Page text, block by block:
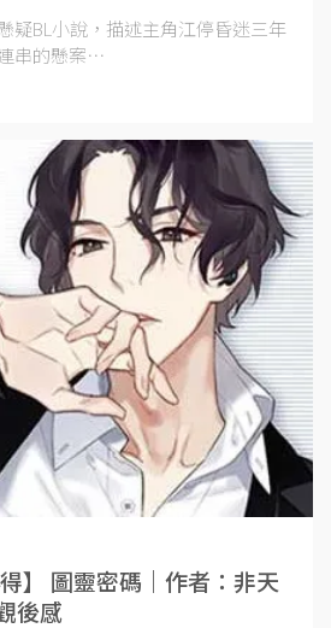
疑BL小說，描述主角江停昏迷三年
串的懸案⋯
】 圖靈密碼｜作者：非天
後感